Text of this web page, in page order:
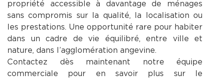
propriété accessible à davantage de ménages
sans compromis sur la qualité, la localisation ou
les prestations. Une opportunité rare pour habiter
dans un cadre de vie équilibré, entre ville et
nature, dans l’agglomération angevine.
Contactez dès maintenant notre équipe
commerciale pour en savoir plus sur le